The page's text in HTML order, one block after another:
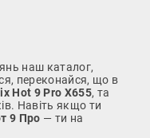
наш каталог,
переконайся, що в
Hot 9 Pro X655, та
Навіть якщо ти
9 Про — ти на